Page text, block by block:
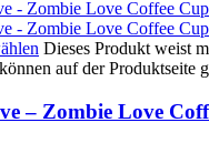
Dieses Produkt weist
auf der Produktseite
– Zombie Love